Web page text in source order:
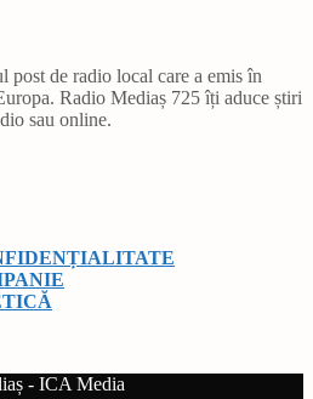
post de radio local care a emis în
Radio Mediaș 725 îți aduce știri
sau online.
- ICA Media